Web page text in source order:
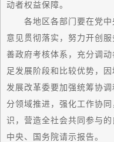
动者权益保障。
各地区各部门要在党中
意见贯彻落实，努力开创
善政府考核体系，充分调
足发展阶段和比较优势，
发展改革委要加强统筹协
分领域推进，强化工作协
识，营造全社会共同参与
中央、国务院请示报告。